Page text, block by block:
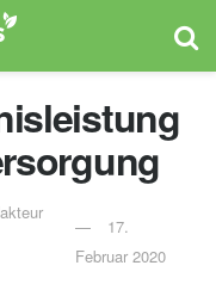
17.
Februar 2020